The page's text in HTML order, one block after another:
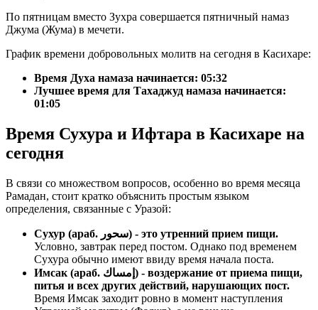
По пятницам вместо Зухра совершается пятничный намаз
Джума (Жума) в мечети.
График времени добровольных молитв на сегодня в Касихаре:
Время Духа намаза начинается: 05:32
Лучшее время для Тахаджуд намаза начинается:
01:05
Время Сухура и Ифтара в Касихаре на
сегодня
В связи со множеством вопросов, особенно во время месяца
Рамадан, стоит кратко объяснить простым языком
определения, связанные с Уразой:
Сухур (араб. سحور) - это утренний прием пищи.
Условно, завтрак перед постом. Однако под временем
Сухура обычно имеют ввиду время начала поста.
Имсак (араб. إمساك) - воздержание от приема пищи,
питья и всех других действий, нарушающих пост.
Время Имсак заходит ровно в момент наступления